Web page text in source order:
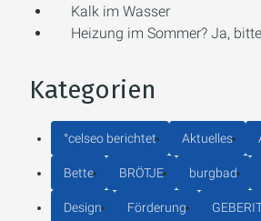
Kalk im Wasser
Heizung im Sommer? Ja,
Kategorien
°celseo berichtet Aktuelles
Bette BRÖTJE burgbad
Design Förderung